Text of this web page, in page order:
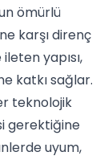
ömürlü
karşı direnç
yapısı,
katkı sağlar.
teknolojik
gerektiğine
uyum,